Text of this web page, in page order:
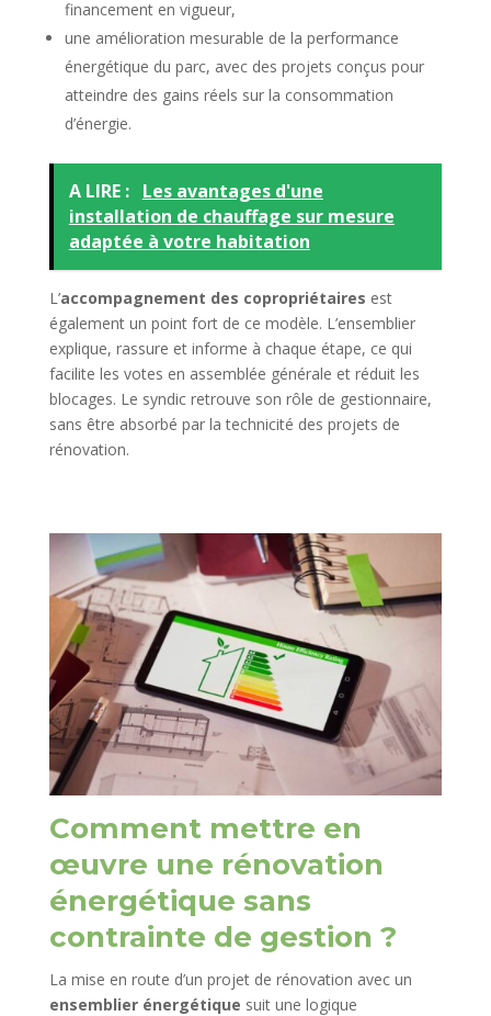
financement en vigueur,
une amélioration mesurable de la performance
énergétique du parc, avec des projets conçus pour
atteindre des gains réels sur la consommation
d’énergie.
A LIRE : Les avantages d'une
installation de chauffage sur mesure
adaptée à votre habitation
L’accompagnement des copropriétaires est
également un point fort de ce modèle. L’ensemblier
explique, rassure et informe à chaque étape, ce qui
facilite les votes en assemblée générale et réduit les
blocages. Le syndic retrouve son rôle de gestionnaire,
sans être absorbé par la technicité des projets de
rénovation.
Comment mettre en
œuvre une rénovation
énergétique sans
contrainte de gestion ?
La mise en route d’un projet de rénovation avec un
ensemblier énergétique suit une logique